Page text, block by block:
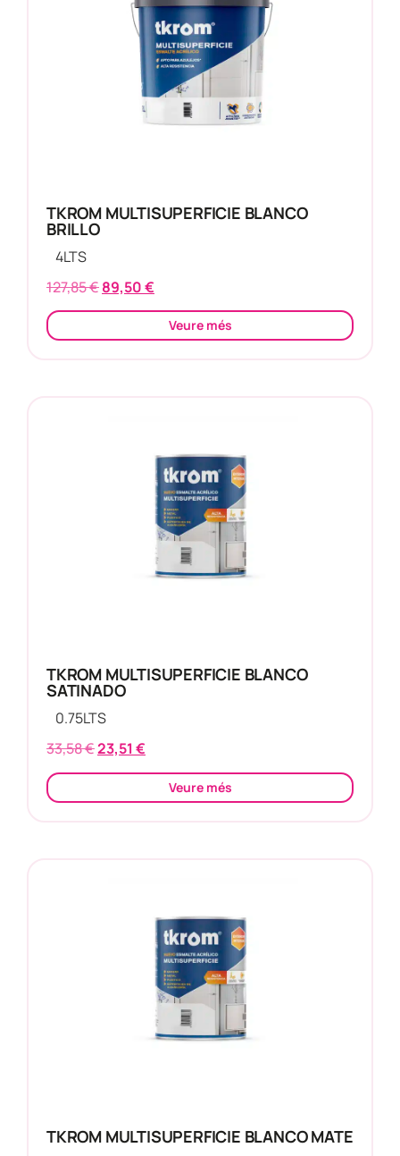
TKROM MULTISUPERFICIE BLANCO
BRILLO
4LTS
127,85€89,50€
Veure més
TKROM MULTISUPERFICIE BLANCO
SATINADO
0.75LTS
33,58€23,51 €
Veure més
TKROM MULTISUPERFICIE BLANCO MATE